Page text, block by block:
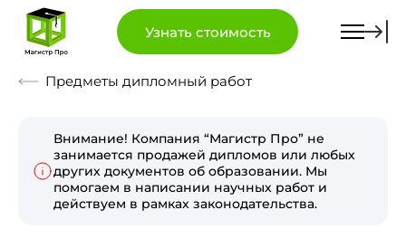
Узнать стоимость
Предметы дипломный работ
Внимание! Компания “Магистр Про” не
занимается продажей дипломов или любых
других документов об образовании. Мы
помогаем в написании научных работ и
действуем в рамках законодательства.